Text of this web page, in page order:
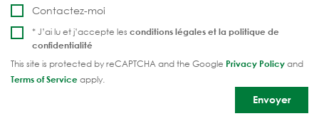
Contactez-moi
* J’ai lu et j’accepte les conditions légales et la politique de
confidentialité
This site is protected by reCAPTCHA and the Google Privacy Policyand
Terms of Serviceapply.